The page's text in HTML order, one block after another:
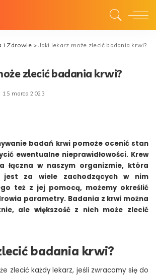
i Zdrowie>Jaki lekarz może zlecić badania krwi?
zlecić badania krwi?
15 marca 2023
badań krwi pomoże ocenić stan
ewentualne nieprawidłowości. Krew
łączna w naszym organizmie, która
jest za wiele zachodzących w nim
też z jej pomocą, możemy określić
parametry. Badania z krwi można
ale większość z nich może zlecić
badania krwi?
zlecić każdy lekarz, jeśli zwracamy się do